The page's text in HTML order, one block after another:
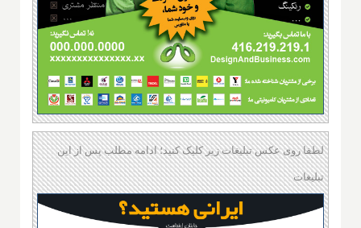
لطفا روی عکس تبلیغات زیر کلیک کنید؛ ادامه مطلب پس از این
تبلیغات